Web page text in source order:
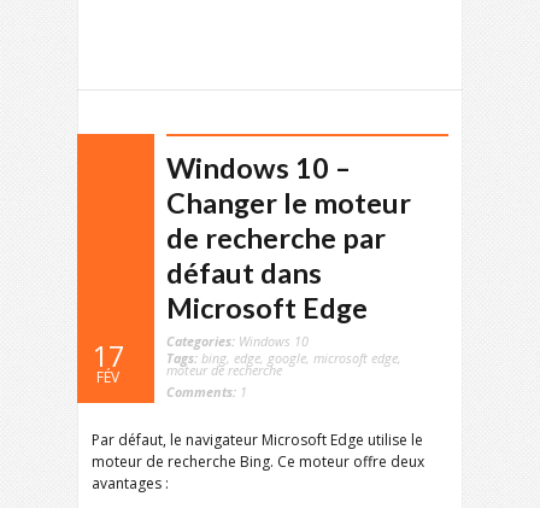
17
FÉV
Windows 10 –
Changer le moteur
de recherche par
défaut dans
Microsoft Edge
Categories: Windows 10
Tags: bing, edge, google, microsoft edge,
moteur de recherche
Comments: 1
Par défaut, le navigateur Microsoft Edge utilise le
moteur de recherche Bing. Ce moteur offre deux
avantages :